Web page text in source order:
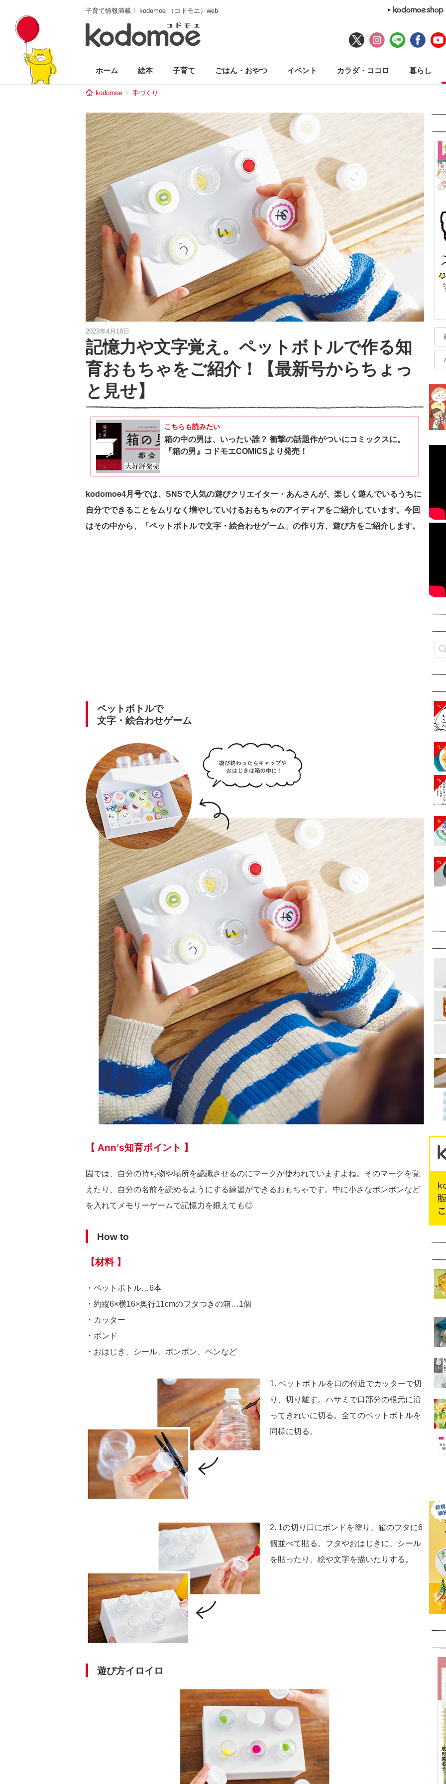
子育て情報満載！ kodomoe （コドモエ）web
ホーム 絵本 子育て ごはん・おやつ イベント カラダ・ココロ 暮らし
kodomoe 手づくり
2023年4月18日
記憶力や文字覚え。ペットボトルで作る知
育おもちゃをご紹介！【最新号からちょっ
と見せ】
こちらも読みたい
箱の中の男は、いったい誰？ 衝撃の話題作がついにコミックスに。
『箱の男』コドモエCOMICSより発売！
kodomoe4月号では、SNSで人気の遊びクリエイター・あんさんが、楽しく遊んでいるうちに
自分でできることをムリなく増やしていけるおもちゃのアイディアをご紹介しています。今回
はその中から、「ペットボトルで文字・絵合わせゲーム」の作り方、遊び方をご紹介します。
ペットボトルで
文字・絵合わせゲーム
【 Annʼs知育ポイント 】
園では、自分の持ち物や場所を認識させるのにマークが使われていますよね。そのマークを覚
えたり、自分の名前を読めるようにする練習ができるおもちゃです。中に小さなポンポンなど
を入れてメモリーゲームで記憶力を鍛えても◎
How to
【材料 】
・ペットボトル…6本
・約縦6×横16×奥行11cmのフタつきの箱…1個
・カッター
・ボンド
・おはじき、シール、ポンポン、ペンなど
1. ペットボトルを口の付近でカッターで切
り、切り離す。ハサミで口部分の根元に沿
ってきれいに切る。全てのペットボトルを
同様に切る。
2. 1の切り口にボンドを塗り、箱のフタに6
個並べて貼る。フタやおはじきに、シール
を貼ったり、絵や文字を描いたりする。
遊び方イロイロ
1
2
3
4
5